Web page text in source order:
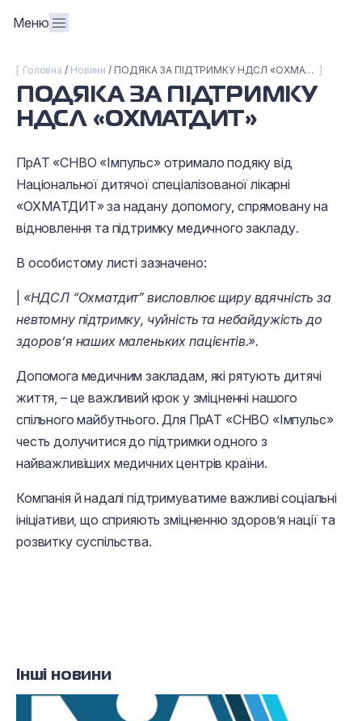
Меню
Головна Новини ПОДЯКА ЗА ПІДТРИМКУ НДСЛ «ОХМАТДИТ»
ПОДЯКА ЗА ПІДТРИМКУ
НДСЛ «ОХМАТДИТ»
ПрАТ «СНВО «Імпульс» отримало подяку від
Національної дитячої спеціалізованої лікарні
«ОХМАТДИТ» за надану допомогу, спрямовану на
відновлення та підтримку медичного закладу.
В особистому листі зазначено:
«НДСЛ “Охматдит” висловлює щиру вдячність за
невтомну підтримку, чуйність та небайдужість до
здоров’я наших маленьких пацієнтів.».
Допомога медичним закладам, які рятують дитячі
життя, – це важливий крок у зміцненні нашого
спільного майбутнього. Для ПрАТ «СНВО «Імпульс»
честь долучитися до підтримки одного з
найважливіших медичних центрів країни.
Компанія й надалі підтримуватиме важливі соціальні
ініціативи, що сприяють зміцненню здоров’я нації та
розвитку суспільства.
Інші новини